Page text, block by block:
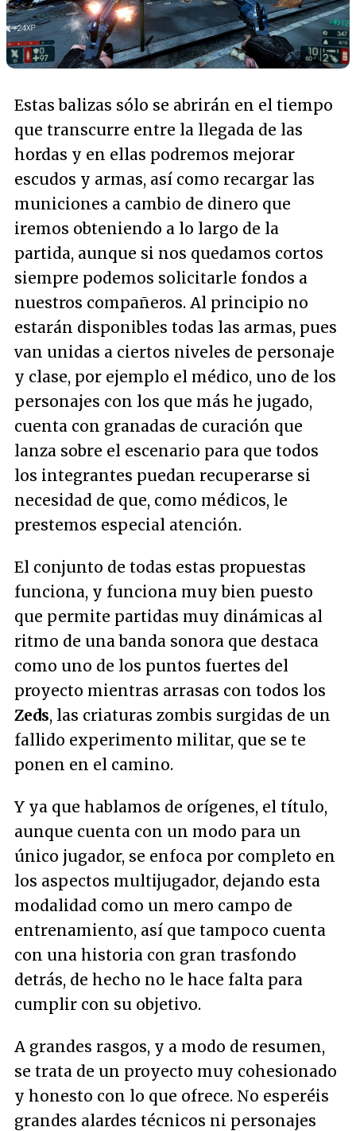
Estas balizas sólo se abrirán en el tiempo
que transcurre entre la llegada de las
hordas y en ellas podremos mejorar
escudos y armas, así como recargar las
municiones a cambio de dinero que
iremos obteniendo a lo largo de la
partida, aunque si nos quedamos cortos
siempre podemos solicitarle fondos a
nuestros compañeros. Al principio no
estarán disponibles todas las armas, pues
van unidas a ciertos niveles de personaje
y clase, por ejemplo el médico, uno de los
personajes con los que más he jugado,
cuenta con granadas de curación que
lanza sobre el escenario para que todos
los integrantes puedan recuperarse si
necesidad de que, como médicos, le
prestemos especial atención.
El conjunto de todas estas propuestas
funciona, y funciona muy bien puesto
que permite partidas muy dinámicas al
ritmo de una banda sonora que destaca
como uno de los puntos fuertes del
proyecto mientras arrasas con todos los
Zeds, las criaturas zombis surgidas de un
fallido experimento militar, que se te
ponen en el camino.
Y ya que hablamos de orígenes, el título,
aunque cuenta con un modo para un
único jugador, se enfoca por completo en
los aspectos multijugador, dejando esta
modalidad como un mero campo de
entrenamiento, así que tampoco cuenta
con una historia con gran trasfondo
detrás, de hecho no le hace falta para
cumplir con su objetivo.
A grandes rasgos, y a modo de resumen,
se trata de un proyecto muy cohesionado
y honesto con lo que ofrece. No esperéis
grandes alardes técnicos ni personajes